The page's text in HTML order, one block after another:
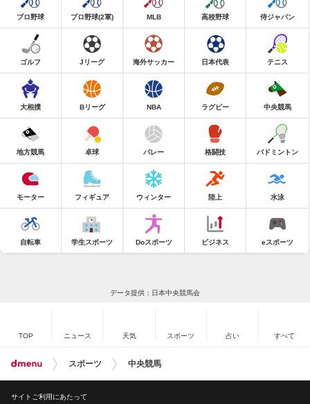
プロ野球 プロ野球(2軍) MLB 高校野球 侍ジャパン
ゴルフ Jリーグ 海外サッカー 日本代表 テニス
大相撲 Bリーグ NBA ラグビー 中央競馬
地方競馬 卓球 バレー 格闘技 バドミントン
モーター フィギュア ウィンター 陸上 水泳
自転車 学生スポーツ Doスポーツ ビジネス eスポーツ
データ提供：日本中央競馬会
TOP ニュース 天気 スポーツ 占い すべて
スポーツ 中央競馬
サイトご利用にあたって